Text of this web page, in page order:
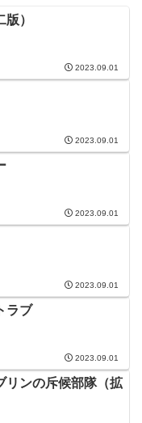
）
2023.09.01
2023.09.01
2023.09.01
2023.09.01
ラブ
2023.09.01
リンの斥候部隊（拡